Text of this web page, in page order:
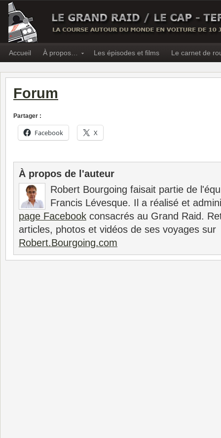
Accueil À propos… Les épisodes et films Le carnet de
Forum
Partager :
Facebook X
À propos de l'auteur
Robert Bourgoing faisait partie de
Francis Lévesque. Il a réalisé et
page Facebook consacrés au Grand Raid.
articles, photos et vidéos de ses voyages sur
Robert.Bourgoing.com